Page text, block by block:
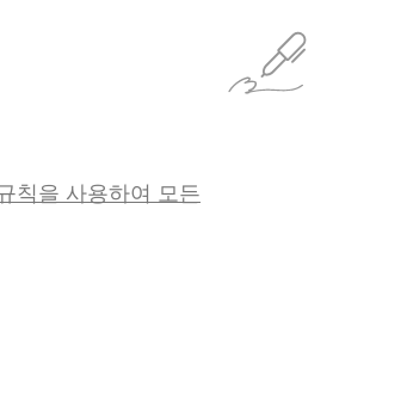
칙을 사용하여 모든